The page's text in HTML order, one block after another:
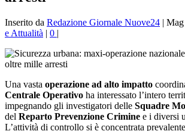
Inserito da Redazione Giornale Nuove24 |
e Attualità | 0 |
Una vasta operazione ad alto impatto
Centrale Operativo ha interessato l’intero
impegnando gli investigatori delle Squadre
del Reparto Prevenzione Crimine e i diversi
L’attività di controllo si è concentrata